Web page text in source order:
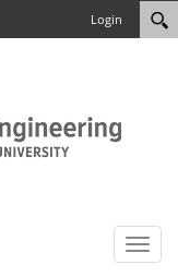
Login
Toggle